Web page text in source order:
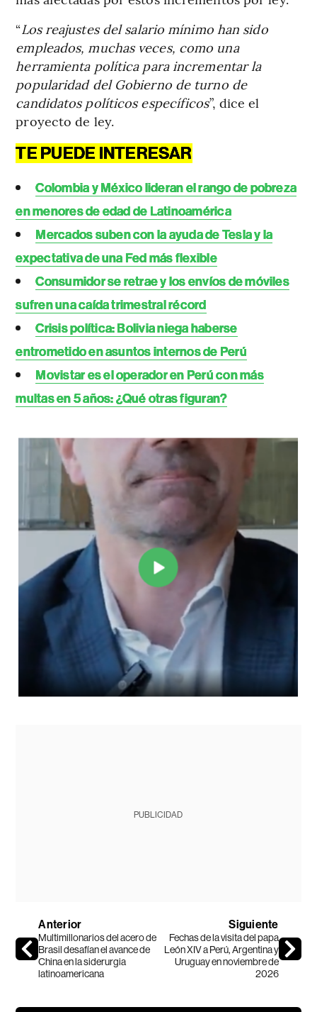
“Los reajustes del salario mínimo han sido
empleados, muchas veces, como una
herramienta política para incrementar la
popularidad del Gobierno de turno de
candidatos políticos específicos”, dice el
proyecto de ley.
TE PUEDE INTERESAR
Colombia y México lideran el rango de pobreza
en menores de edad de Latinoamérica
Mercados suben con la ayuda de Tesla y la
expectativa de una Fed más flexible
Consumidor se retrae y los envíos de móviles
sufren una caída trimestral récord
Crisis política: Bolivia niega haberse
entrometido en asuntos internos de Perú
Movistar es el operador en Perú con más
multas en 5 años: ¿Qué otras figuran?
PUBLICIDAD
Anterior
Multimillonarios del acero de
Brasil desafían el avance de
China en la siderurgia
latinoamericana
Siguiente
Fechas de la visita del papa
León XIV a Perú, Argentina y
Uruguay en noviembre de
2026